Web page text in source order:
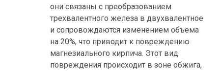
они связаны с преобразованием
трехвалентного железа в двухвалентное
и сопровождаются изменением объема
на 20%, что приводит к повреждению
магнезиального кирпича. Этот вид
повреждения происходит в зоне обжига,